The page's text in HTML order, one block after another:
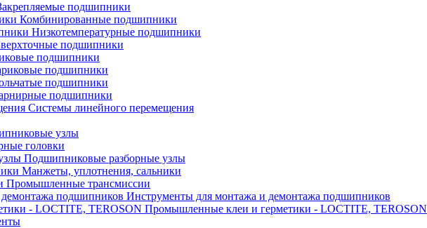
подшипники
Комбинированные подшипники
Низкотемпературные подшипники
подшипники
подшипники
подшипники
подшипники
подшипники
Системы линейного перемещения
узлы
головки
Подшипниковые разборные узлы
Манжеты, уплотнения, сальники
Промышленные трансмиссии
Инструменты для монтажа и демонтажа подшипников
Промышленные клеи и герметики - LOCTITE, TEROSON